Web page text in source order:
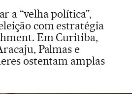
a “velha política”,
com estratégia
Em Curitiba,
Palmas e
ostentam amplas